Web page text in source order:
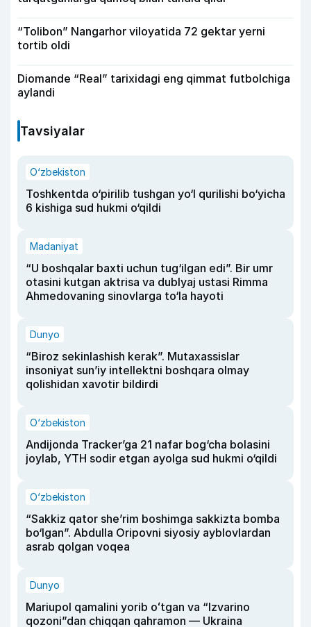
“Tolibon” Nangarhor viloyatida 72 gektar yerni
tortib oldi
Diomande “Real” tarixidagi eng qimmat futbolchiga
aylandi
Tavsiyalar
O‘zbekiston
Toshkentda o‘pirilib tushgan yo‘l qurilishi bo‘yicha
6 kishiga sud hukmi o‘qildi
Madaniyat
“U boshqalar baxti uchun tug‘ilgan edi”. Bir umr
otasini kutgan aktrisa va dublyaj ustasi Rimma
Ahmedovaning sinovlarga to‘la hayoti
Dunyo
“Biroz sekinlashish kerak”. Mutaxassislar
insoniyat sun’iy intellektni boshqara olmay
qolishidan xavotir bildirdi
O‘zbekiston
Andijonda Tracker’ga 21 nafar bog‘cha bolasini
joylab, YTH sodir etgan ayolga sud hukmi o‘qildi
O‘zbekiston
“Sakkiz qator she’rim boshimga sakkizta bomba
bo‘lgan”. Abdulla Oripovni siyosiy ayblovlardan
asrab qolgan voqea
Dunyo
Mariupol qamalini yorib oʻtgan va “Izvarino
qozoni”dan chiqqan qahramon — Ukraina